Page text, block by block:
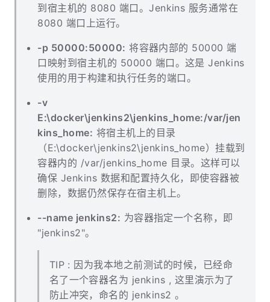
到宿主机的 8080 端口。Jenkins 服务通常在
8080 端口上运行。
-p 50000:50000: 将容器内部的 50000 端
口映射到宿主机的 50000 端口。这是 Jenkins
使用的用于构建和执行任务的端口。
-v
E:\docker\jenkins2\jenkins_home:/var/jen
kins_home: 将宿主机上的目录
（E:\docker\jenkins2\jenkins_home）挂载到
容器内的 /var/jenkins_home 目录。这样可以
确保 Jenkins 数据和配置持久化，即使容器被
删除，数据仍然保存在宿主机上。
--name jenkins2: 为容器指定一个名称，即
"jenkins2"。
TIP : 因为我本地之前测试的时候，已经命
名了一个容器名为 jenkins , 这里演示为了
防止冲突，命名的 jenkins2 。